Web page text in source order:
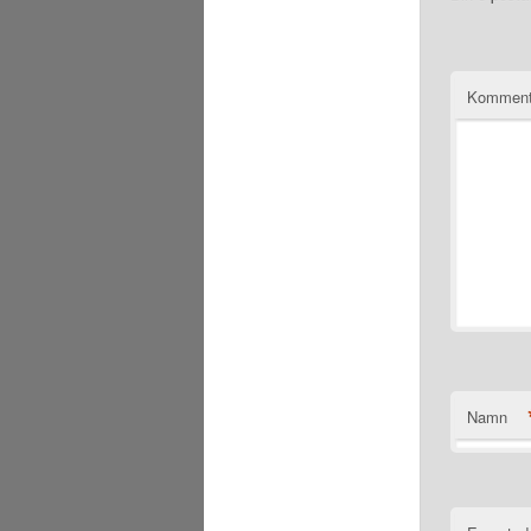
Namn